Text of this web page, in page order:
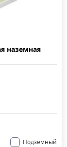
наземная
Подземный